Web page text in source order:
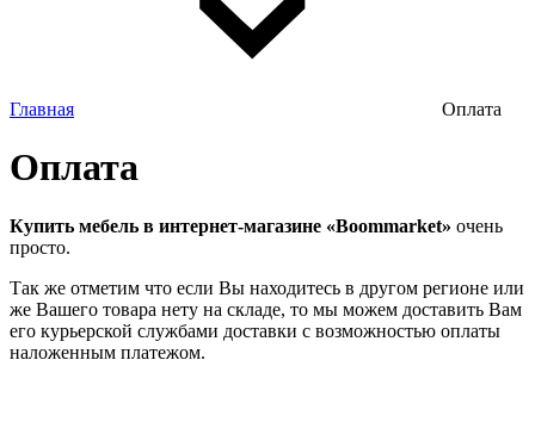
Главная Оплата
Оплата
Купить мебель в интернет-магазине «Boommarket» очень
просто.
Так же отметим что если Вы находитесь в другом регионе или
же Вашего товара нету на складе, то мы можем доставить Вам
его курьерской службами доставки с возможностью оплаты
наложенным платежом.